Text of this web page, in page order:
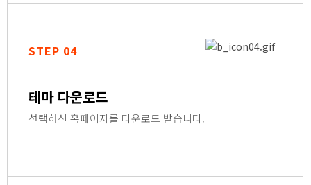
STEP 04
테마 다운로드
선택하신 홈페이지를 다운로드 받습니다.